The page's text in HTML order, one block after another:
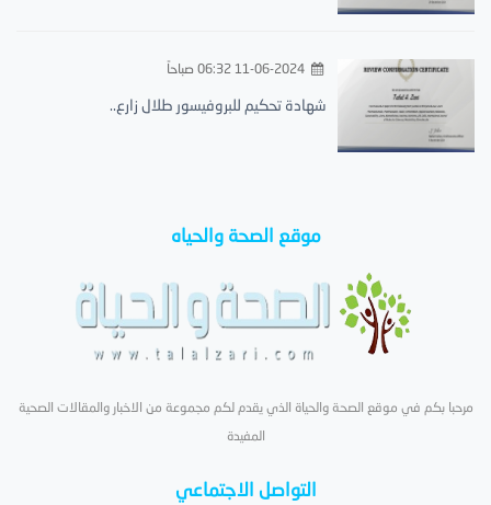
11-06-2024 06:32 صباحاً
شهادة تحكيم للبروفيسور طلال زارع..
موقع الصحة والحياه
مرحبا بكم في موقع الصحة والحياة الذي يقدم لكم مجموعة من الاخبار والمقالات الصحية
المفيدة
التواصل الاجتماعي